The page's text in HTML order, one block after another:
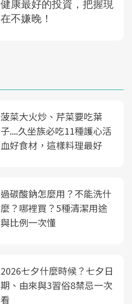
菠菜大火炒、芹菜要吃葉
子....久坐族必吃11種護心活
血好食材，這樣料理最好
過碳酸鈉怎麼用？不能洗什
麼？哪裡買？5種清潔用途
與比例一次懂
2026七夕什麼時候？七夕日
期、由來與3習俗8禁忌一次
看